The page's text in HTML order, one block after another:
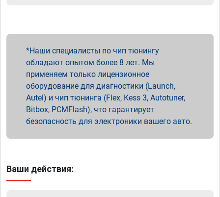
Наши специалисты по чип тюнингу
обладают опытом более 8 лет. Мы
применяем только лицензионное
оборудование для диагностики (Launch,
Autel) и чип тюнинга (Flex, Kess 3, Autotuner,
Bitbox, PCMFlash), что гарантирует
безопасность для электроники вашего авто.
Ваши действия: